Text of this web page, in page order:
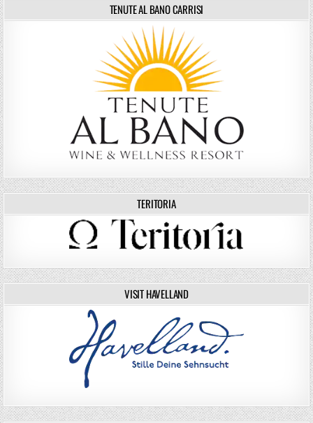
TENUTE AL BANO CARRISI
TERITORIA
VISIT HAVELLAND